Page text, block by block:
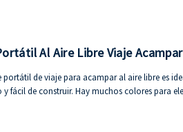
Al Aire Libre Viaje
de viaje para acampar al aire libre es
y fácil de construir. Hay muchos colores para